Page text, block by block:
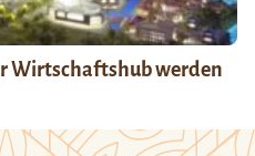
Wirtschaftshub werden